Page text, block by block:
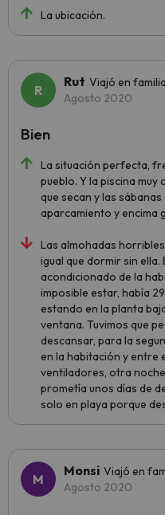
La ubicación.
Rut Viajó en familia
Agosto 2020
La situación perfecta,
pueblo. Y la piscina muy
que secan y las
aparcamiento y encima
Las almohadas
igual que dormir sin
acondicionado de la
imposible estar, había
estando en la planta
ventana. Tuvimos que
descansar, para la
en la habitación y entre
ventiladores, otra
prometía unos días de
solo en playa porque
Bien
Monsi Viajó en
Agosto 2020